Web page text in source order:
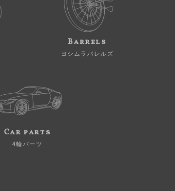
Barrels
ヨシムラバレルズ
Car parts
4輪パーツ